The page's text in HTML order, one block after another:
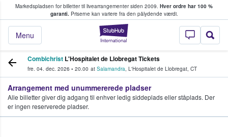
Markedspladsen for billetter til livearrangementer siden 2009. Hver ordre har 100 %
garanti.Priserne kan variere fra den pålydende værdi.
StubHub - Hvor
Menu
køber og sælger billetter
Combichrist L'Hospitalet de Llobregat Tickets
fre. 04. dec. 2026 • 20.00 at Salamandra, L'Hospitalet de Llobregat, CT
Arrangement med unummererede pladser
Alle billetter giver dig adgang til enhver ledig siddeplads eller ståplads. Der
er ingen reserverede pladser.